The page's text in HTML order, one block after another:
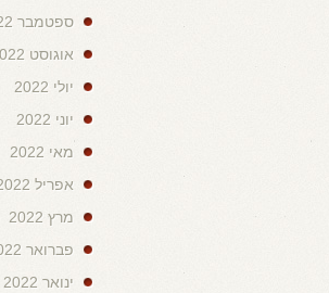
ספטמבר 2022
אוגוסט 2022
יולי 2022
יוני 2022
מאי 2022
אפריל 2022
מרץ 2022
פברואר 2022
ינואר 2022